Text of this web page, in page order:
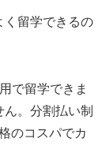
く留学できるの
で留学できま
。分割払い制
のコスパでカ